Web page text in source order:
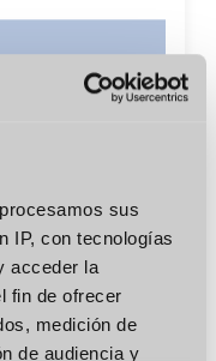
procesamos sus
IP, con tecnologías
acceder la
fin de ofrecer
medición de
de audiencia y
los